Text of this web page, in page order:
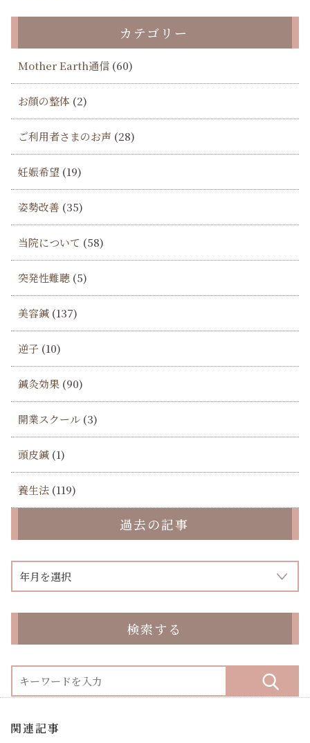
カテゴリー
Mother Earth通信 (60)
お顔の整体 (2)
ご利用者さまのお声 (28)
妊娠希望 (19)
姿勢改善 (35)
当院について (58)
突発性難聴 (5)
美容鍼 (137)
逆子 (10)
鍼灸効果 (90)
開業スクール (3)
頭皮鍼 (1)
養生法 (119)
過去の記事
検索する
関連記事